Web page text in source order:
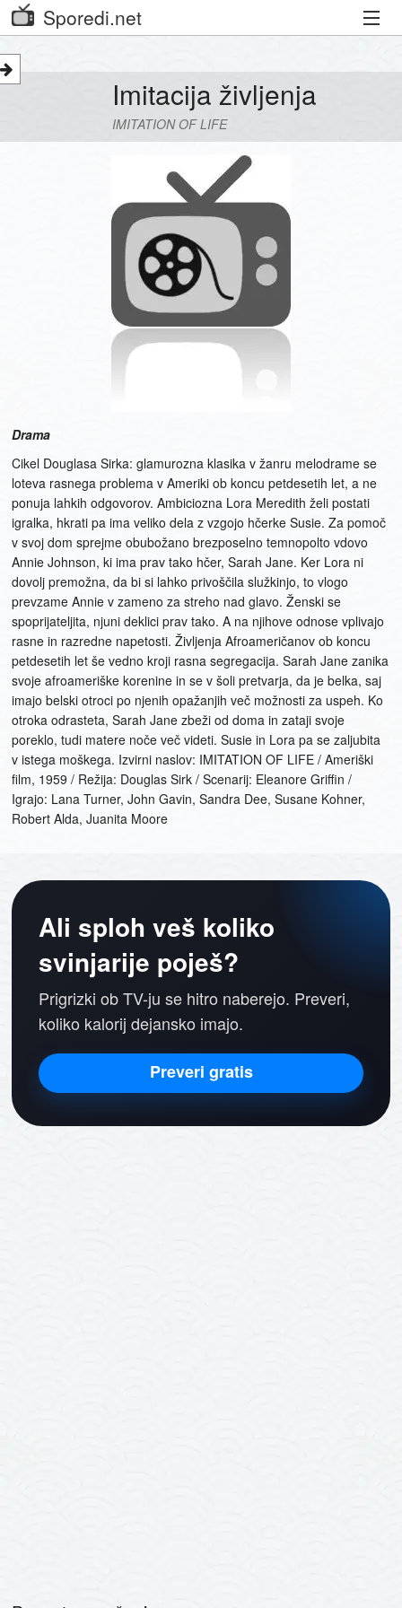
Sporedi.net
Priljubljeni kanali
Imitacija življenja
IMITATION OF LIFE
Drama
Cikel Douglasa Sirka: glamurozna klasika v žanru melodrame se
loteva rasnega problema v Ameriki ob koncu petdesetih let, a ne
ponuja lahkih odgovorov. Ambiciozna Lora Meredith želi postati
igralka, hkrati pa ima veliko dela z vzgojo hčerke Susie. Za pomoč
v svoj dom sprejme obubožano brezposelno temnopolto vdovo
Annie Johnson, ki ima prav tako hčer, Sarah Jane. Ker Lora ni
dovolj premožna, da bi si lahko privoščila služkinjo, to vlogo
prevzame Annie v zameno za streho nad glavo. Ženski se
spoprijateljita, njuni deklici prav tako. A na njihove odnose vplivajo
rasne in razredne napetosti. Življenja Afroameričanov ob koncu
petdesetih let še vedno kroji rasna segregacija. Sarah Jane zanika
svoje afroameriške korenine in se v šoli pretvarja, da je belka, saj
imajo belski otroci po njenih opažanjih več možnosti za uspeh. Ko
otroka odrasteta, Sarah Jane zbeži od doma in zataji svoje
poreklo, tudi matere noče več videti. Susie in Lora pa se zaljubita
v istega moškega. Izvirni naslov: IMITATION OF LIFE / Ameriški
film, 1959 / Režija: Douglas Sirk / Scenarij: Eleanore Griffin /
Igrajo: Lana Turner, John Gavin, Sandra Dee, Susane Kohner,
Robert Alda, Juanita Moore
Ali sploh veš koliko
svinjarije poješ?
Prigrizki ob TV-ju se hitro naberejo. Preveri,
koliko kalorij dejansko imajo.
Preveri gratis